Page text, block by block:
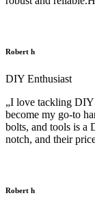
Robert h
DIY Enthusiast
„I love tackling DIY
become my go-to
bolts, and tools is a
notch, and their
Robert h